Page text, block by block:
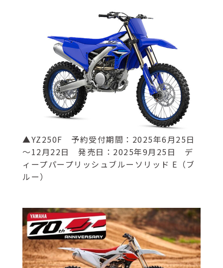
▲YZ250F 予約受付期間：2025年6月25日
～12月22日 発売日：2025年9月25日 デ
ィープパープリッシュブルーソリッド E（ブ
ルー）